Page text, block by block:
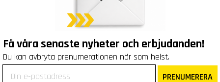
Få våra senaste nyheter och erbjudanden!
Du kan avbryta prenumerationen när som helst.
PRENUMERERA